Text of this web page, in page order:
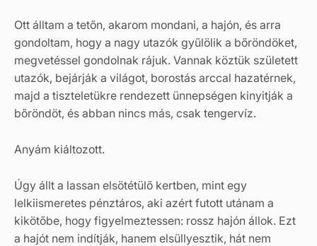
Ott álltam a tetőn, akarom mondani, a hajón, és arra
gondoltam, hogy a nagy utazók gyűlölik a bőröndöket,
megvetéssel gondolnak rájuk. Vannak köztük született
utazók, bejárják a világot, borostás arccal hazatérnek,
majd a tiszteletükre rendezett ünnepségen kinyitják a
bőröndöt, és abban nincs más, csak tengervíz.
Anyám kiáltozott.
Úgy állt a lassan elsötétülő kertben, mint egy
lelkiismeretes pénztáros, aki azért futott utánam a
kikötőbe, hogy figyelmeztessen: rossz hajón állok. Ezt
a hajót nem indítják, hanem elsüllyesztik, hát nem